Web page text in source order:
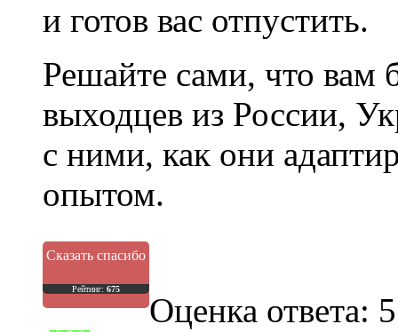
и готов вас отпустить.
Решайте сами, что
выходцев из России,
с ними, как они
опытом.
Сказать спасибо
Рейтинг: 675
Оценка ответа: